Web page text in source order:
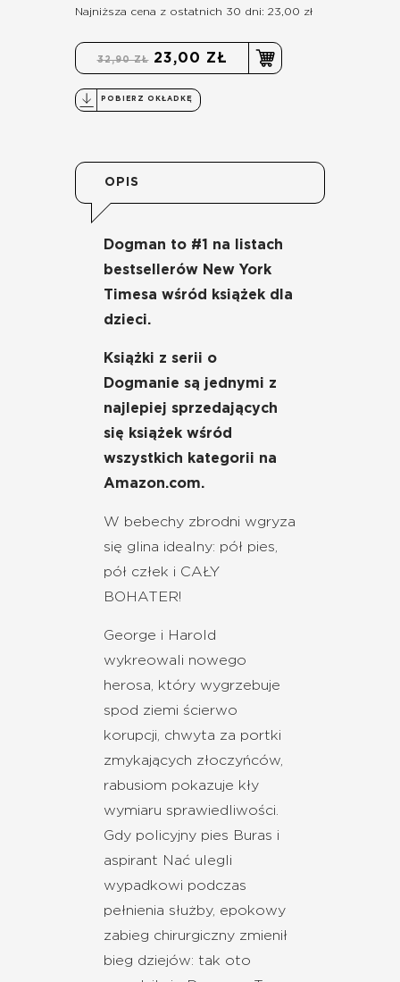
Najniższa cena z ostatnich 30 dni: 23,00 zł
32,90 ZŁ 23,00 ZŁ
POBIERZ OKŁADKĘ
OPIS
Dogman to #1 na listach
bestsellerów New York
Timesa wśród książek dla
dzieci.
Książki z serii o
Dogmanie są jednymi z
najlepiej sprzedających
się książek wśród
wszystkich kategorii na
Amazon.com. ​
W bebechy zbrodni wgryza
się glina idealny: pół pies,
pół człek i CAŁY
BOHATER!
George i Harold
wykreowali nowego
herosa, który wygrzebuje
spod ziemi ścierwo
korupcji, chwyta za portki
zmykających złoczyńców,
rabusiom pokazuje kły
wymiaru sprawiedliwości.
Gdy policyjny pies Buras i
aspirant Nać ulegli
wypadkowi podczas
pełnienia służby, epokowy
zabieg chirurgiczny zmienił
bieg dziejów: tak oto